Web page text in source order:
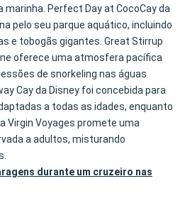
marinha. Perfect Day at CocoCay da
pelo seu parque aquático, incluindo
e tobogãs gigantes. Great Stirrup
oferece uma atmosfera pacífica
de snorkeling nas águas
Cay da Disney foi concebida para
a todas as idades, enquanto
Virgin Voyages promete uma
a adultos, misturando
durante um cruzeiro nas